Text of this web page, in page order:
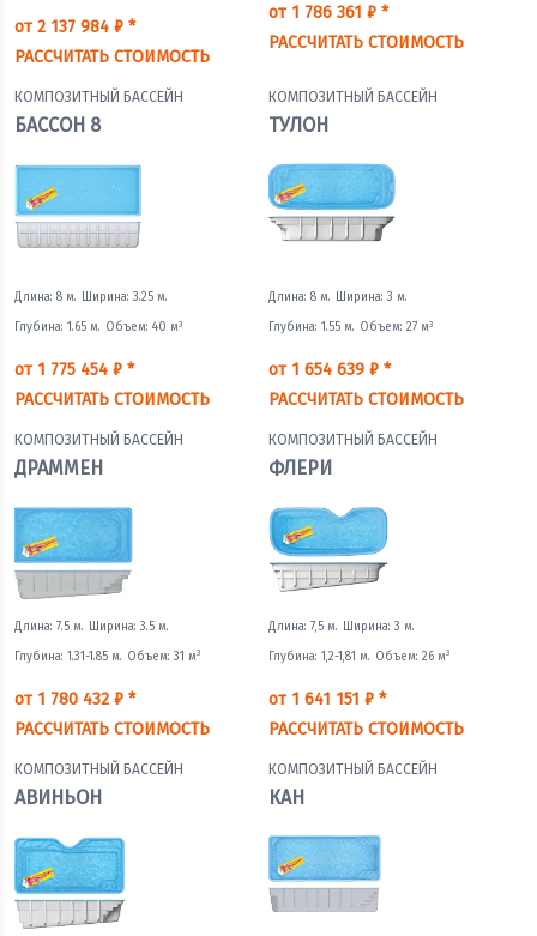
от 2 137 984 ₽ *
РАССЧИТАТЬ СТОИМОСТЬ
от 1 786 361 ₽ *
РАССЧИТАТЬ СТОИМОСТЬ
КОМПОЗИТНЫЙ БАССЕЙН
БАССОН 8
Длина: 8 м. Ширина: 3.25 м.
Глубина: 1.65 м. Объем: 40 м3
от 1 775 454 ₽ *
РАССЧИТАТЬ СТОИМОСТЬ
КОМПОЗИТНЫЙ БАССЕЙН
ТУЛОН
Длина: 8 м. Ширина: 3 м.
Глубина: 1.55 м. Объем: 27 м3
от 1 654 639 ₽ *
РАССЧИТАТЬ СТОИМОСТЬ
КОМПОЗИТНЫЙ БАССЕЙН
ДРАММЕН
Длина: 7.5 м. Ширина: 3.5 м.
Глубина: 1.31-1.85 м. Объем: 31 м3
от 1 780 432 ₽ *
РАССЧИТАТЬ СТОИМОСТЬ
КОМПОЗИТНЫЙ БАССЕЙН
ФЛЕРИ
Длина: 7,5 м. Ширина: 3 м.
Глубина: 1,2-1,81 м. Объем: 26 м3
от 1 641 151 ₽ *
РАССЧИТАТЬ СТОИМОСТЬ
КОМПОЗИТНЫЙ БАССЕЙН
АВИНЬОН
КОМПОЗИТНЫЙ БАССЕЙН
КАН